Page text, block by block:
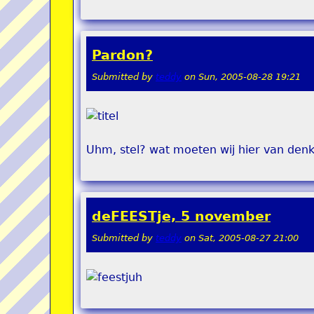
Pardon?
Submitted by teddy on Sun, 2005-08-28 19:21
Uhm, stel? wat moeten wij hier van
deFEESTje, 5 november
Submitted by teddy on Sat, 2005-08-27 21:00